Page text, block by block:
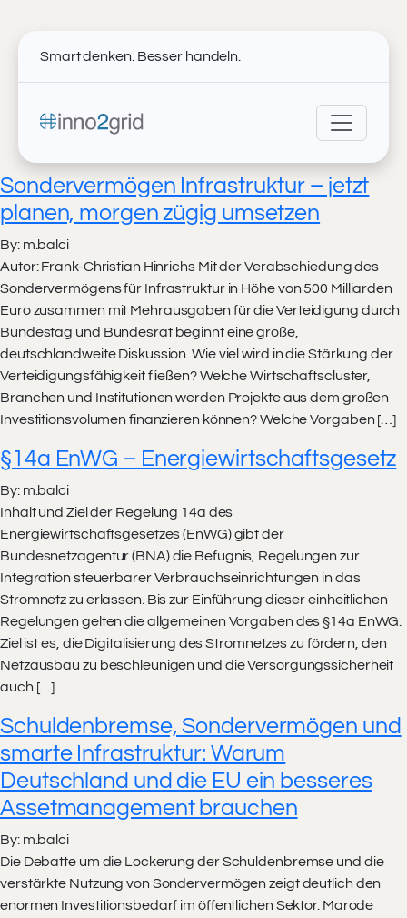
Smart denken. Besser handeln.
Sondervermögen Infrastruktur – jetzt
planen, morgen zügig umsetzen
By: m.balci
Autor: Frank-Christian Hinrichs Mit der Verabschiedung des
Sondervermögens für Infrastruktur in Höhe von 500 Milliarden
Euro zusammen mit Mehrausgaben für die Verteidigung durch
Bundestag und Bundesrat beginnt eine große,
deutschlandweite Diskussion. Wie viel wird in die Stärkung der
Verteidigungsfähigkeit fließen? Welche Wirtschaftscluster,
Branchen und Institutionen werden Projekte aus dem großen
Investitionsvolumen finanzieren können? Welche Vorgaben […]
§14a EnWG – Energiewirtschaftsgesetz
By: m.balci
Inhalt und Ziel der Regelung 14a des
Energiewirtschaftsgesetzes (EnWG) gibt der
Bundesnetzagentur (BNA) die Befugnis, Regelungen zur
Integration steuerbarer Verbrauchseinrichtungen in das
Stromnetz zu erlassen. Bis zur Einführung dieser einheitlichen
Regelungen gelten die allgemeinen Vorgaben des §14a EnWG.
Ziel ist es, die Digitalisierung des Stromnetzes zu fördern, den
Netzausbau zu beschleunigen und die Versorgungssicherheit
auch […]
Schuldenbremse, Sondervermögen und
smarte Infrastruktur: Warum
Deutschland und die EU ein besseres
Assetmanagement brauchen
By: m.balci
Die Debatte um die Lockerung der Schuldenbremse und die
verstärkte Nutzung von Sondervermögen zeigt deutlich den
enormen Investitionsbedarf im öffentlichen Sektor. Marode